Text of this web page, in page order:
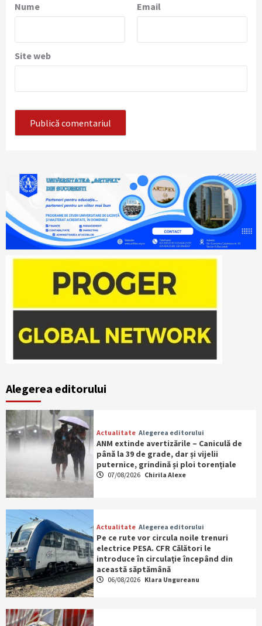
Nume Email
Site web
Alegerea editorului
Actualitate Alegerea editorului
ANM extinde avertizările – Caniculă de
până la 39 de grade, dar și vijelii
puternice, grindină și ploi torențiale
07/08/2026 Chirila Alexe
Actualitate Alegerea editorului
Pe ce rute vor circula noile trenuri
electrice PESA. CFR Călători le
introduce în circulație începând din
această săptămână
06/08/2026 Klara Ungureanu